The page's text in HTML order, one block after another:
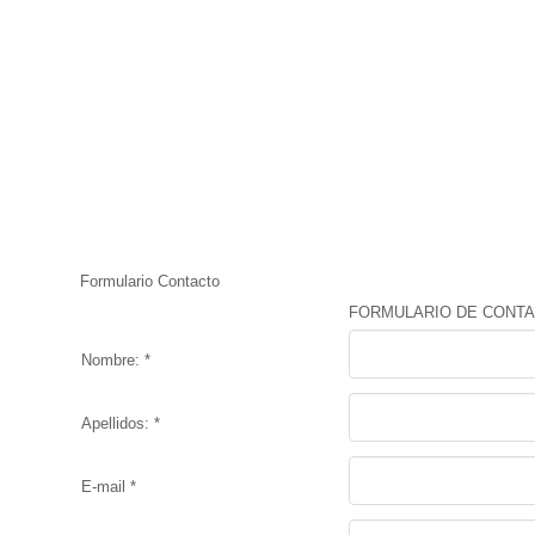
Formulario Contacto
FORMULARIO DE
Nombre: *
Apellidos: *
E-mail *